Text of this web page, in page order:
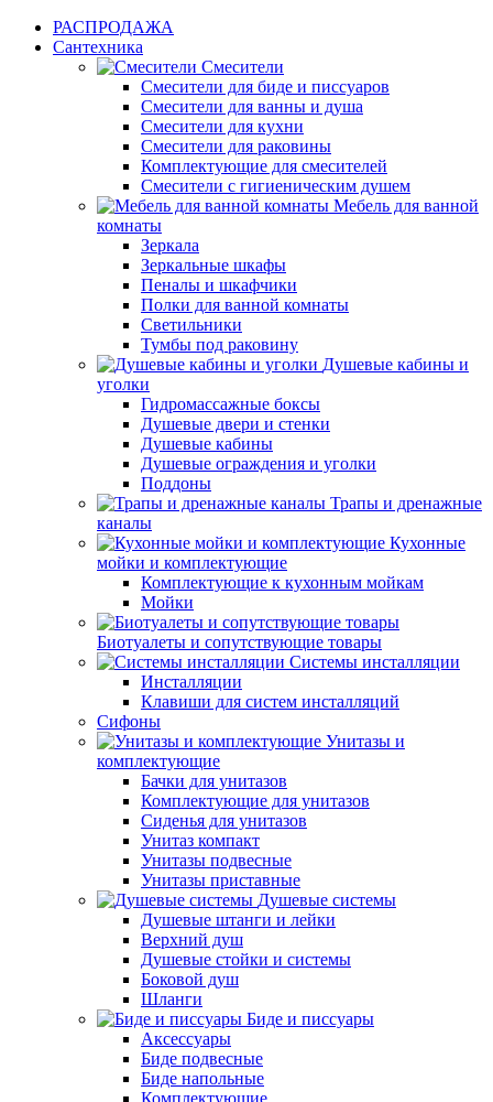
РАСПРОДАЖА
Сантехника
Смесители
Смесители для биде и писсуаров
Смесители для ванны и душа
Смесители для кухни
Смесители для раковины
Комплектующие для смесителей
Смесители с гигиеническим душем
Мебель для ванной
комнаты
Зеркала
Зеркальные шкафы
Пеналы и шкафчики
Полки для ванной комнаты
Светильники
Тумбы под раковину
Душевые кабины и
уголки
Гидромассажные боксы
Душевые двери и стенки
Душевые кабины
Душевые ограждения и уголки
Поддоны
Трапы и дренажные
каналы
Кухонные
мойки и комплектующие
Комплектующие к кухонным мойкам
Мойки
Биотуалеты и сопутствующие товары
Системы инсталляции
Инсталляции
Клавиши для систем инсталляций
Сифоны
Унитазы и
комплектующие
Бачки для унитазов
Комплектующие для унитазов
Сиденья для унитазов
Унитаз компакт
Унитазы подвесные
Унитазы приставные
Душевые системы
Душевые штанги и лейки
Верхний душ
Душевые стойки и системы
Боковой душ
Шланги
Биде и писсуары
Аксессуары
Биде подвесные
Биде напольные
Комплектующие